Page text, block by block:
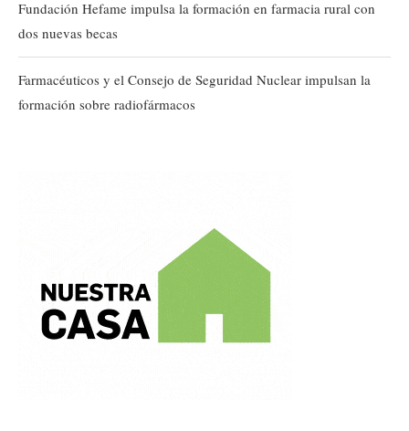
Fundación Hefame impulsa la formación en farmacia rural con
dos nuevas becas
Farmacéuticos y el Consejo de Seguridad Nuclear impulsan la
formación sobre radiofármacos